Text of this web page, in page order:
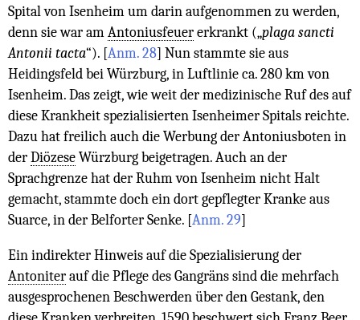
Spital von Isenheim um darin aufgenommen zu werden,
denn sie war am Antoniusfeuer erkrankt („plaga sancti
Antonii tacta“). [Anm. 28] Nun stammte sie aus
Heidingsfeld bei Würzburg, in Luftlinie ca. 280 km von
Isenheim. Das zeigt, wie weit der medizinische Ruf des auf
diese Krankheit spezialisierten Isenheimer Spitals reichte.
Dazu hat freilich auch die Werbung der Antoniusboten in
der Diözese Würzburg beigetragen. Auch an der
Sprachgrenze hat der Ruhm von Isenheim nicht Halt
gemacht, stammte doch ein dort gepflegter Kranke aus
Suarce, in der Belforter Senke. [Anm. 29]
Ein indirekter Hinweis auf die Spezialisierung der
Antoniter auf die Pflege des Gangräns sind die mehrfach
ausgesprochenen Beschwerden über den Gestank, den